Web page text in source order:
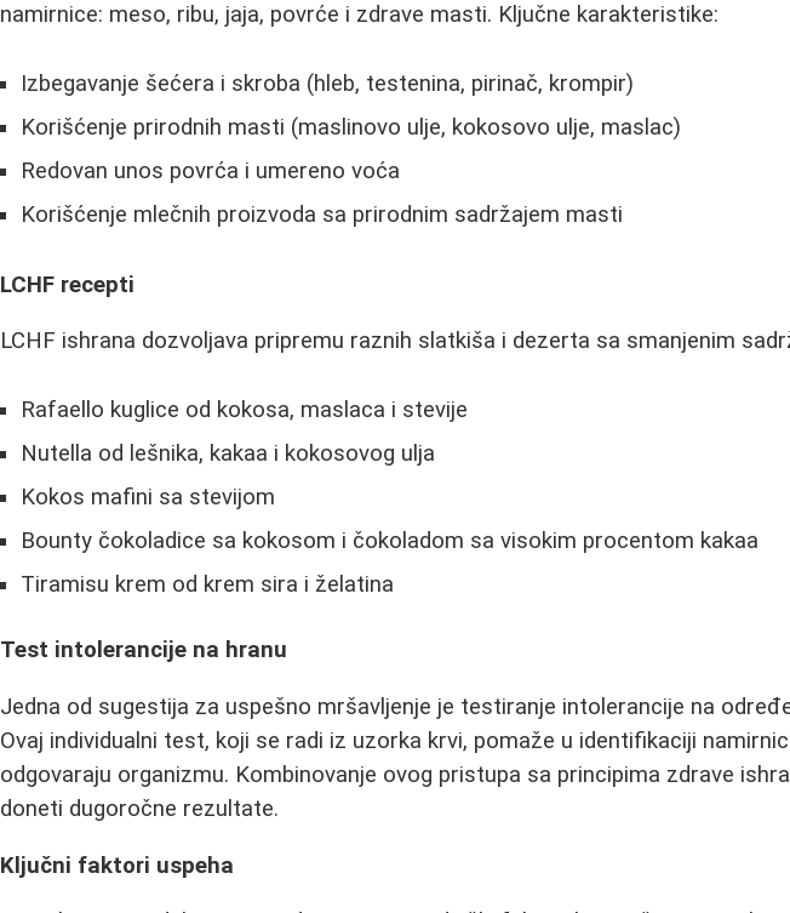
namirnice: meso, ribu, jaja, povrće i zdrave masti. Ključne karakteristike:
Izbegavanje šećera i skroba (hleb, testenina, pirinač, krompir)
Korišćenje prirodnih masti (maslinovo ulje, kokosovo ulje, maslac)
Redovan unos povrća i umereno voća
Korišćenje mlečnih proizvoda sa prirodnim sadržajem masti
LCHF recepti
LCHF ishrana dozvoljava pripremu raznih slatkiša i dezerta sa smanjenim
Rafaello kuglice od kokosa, maslaca i stevije
Nutella od lešnika, kakaa i kokosovog ulja
Kokos mafini sa stevijom
Bounty čokoladice sa kokosom i čokoladom sa visokim procentom kakaa
Tiramisu krem od krem sira i želatina
Test intolerancije na hranu
Jedna od sugestija za uspešno mršavljenje je testiranje intolerancije na
Ovaj individualni test, koji se radi iz uzorka krvi, pomaže u identifikaciji
odgovaraju organizmu. Kombinovanje ovog pristupa sa principima zdrave
doneti dugoročne rezultate.
Ključni faktori uspeha